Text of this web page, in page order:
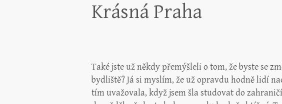
Krásná Praha
Také jste už někdy přemýšleli o tom, že byste se
bydliště? Já si myslím, že už opravdu hodně lidí
tím uvažovala, když jsem šla studovat do